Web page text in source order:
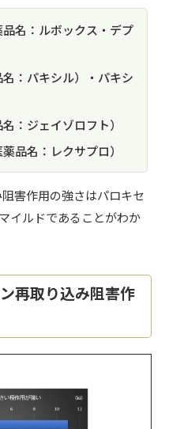
名：ルボックス・デプ
：パキシル）・パキシ
：ジェイゾロフト）
品名：レクサプロ）
害作用の強さはパロキセ
イルドであることがわか
再取り込み阻害作